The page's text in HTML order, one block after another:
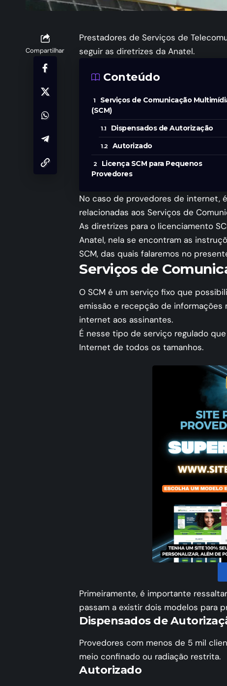
Compartilhar
Prestadores de Serviços de
seguir as diretrizes da Anatel.
Conteúdo
Serviços de Comunicação
(SCM)
Dispensados de Autorização
Autorizado
Licença SCM para Pequenos
Provedores
No caso de provedores de internet,
relacionadas aos Serviços de
As diretrizes para o licenciamento
Anatel, nela se encontram as
SCM, das quais falaremos no
Serviços de
O SCM é um serviço fixo que
emissão e recepção de
internet aos assinantes.
É nesse tipo de serviço regulado
Internet de todos os tamanhos.
Primeiramente, é importante
passam a existir dois modelos para
Dispensados de
Provedores com menos de 5 mil
meio confinado ou radiação restrita.
Autorizado